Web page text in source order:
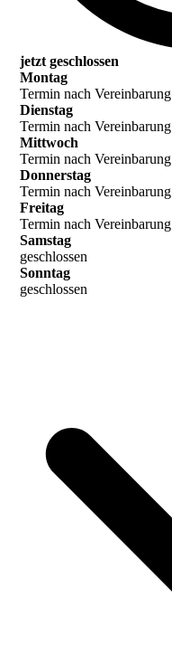
jetzt geschlossen
Montag
Termin nach Vereinbarung
Dienstag
Termin nach Vereinbarung
Mittwoch
Termin nach Vereinbarung
Donnerstag
Termin nach Vereinbarung
Freitag
Termin nach Vereinbarung
Samstag
geschlossen
Sonntag
geschlossen